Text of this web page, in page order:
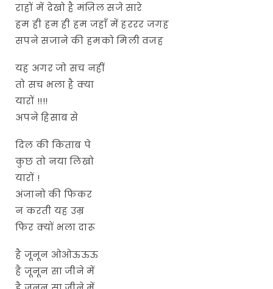
राहों में देखो है मंज़िल सजे सारे
हम ही हम ही हम जहाँ में हररर जगह
सपने सजाने की हमको मिली वजह
यह अगर जो सच नहीं
तो सच भला है क्या
यारों !!!!
अपने हिसाब से
दिल की किताब पे
कुछ तो नया लिखो
यारों !
अंजानो की फिकर
न करती यह उम्र
फिर क्यों भला दारू
है जूनून ओओऊऊऊ
है जूनून सा जीने में